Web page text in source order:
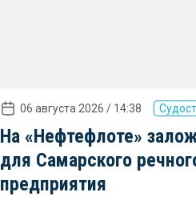
06 августа 2026 / 14:38
На «Нефтефлоте»
для Самарского
предприятия